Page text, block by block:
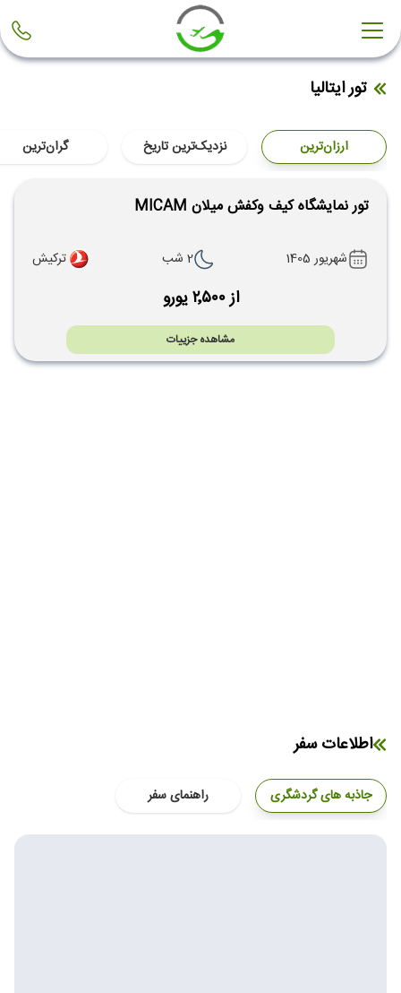
تور ایتالیا
ارزان‌ترین نزدیک‌ترین تاریخ گران‌ترین
تور نمایشگاه کیف وکفش میلان MICAM
شهریور 1405 2 شب ترکیش
از ۲٬۵۰۰ یورو
مشاهده جزییات
اطلاعات سفر
جاذبه های گردشگری راهنمای سفر